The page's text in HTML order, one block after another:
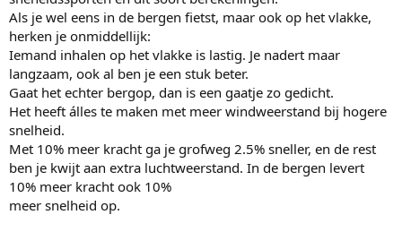
Als je wel eens in de bergen fietst, maar ook op het vlakke,
herken je onmiddellijk:
Iemand inhalen op het vlakke is lastig. Je nadert maar
langzaam, ook al ben je een stuk beter.
Gaat het echter bergop, dan is een gaatje zo gedicht.
Het heeft álles te maken met meer windweerstand bij hogere
snelheid.
Met 10% meer kracht ga je grofweg 2.5% sneller, en de rest
ben je kwijt aan extra luchtweerstand. In de bergen levert
10% meer kracht ook 10%
meer snelheid op.